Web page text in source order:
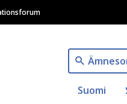
Suomi